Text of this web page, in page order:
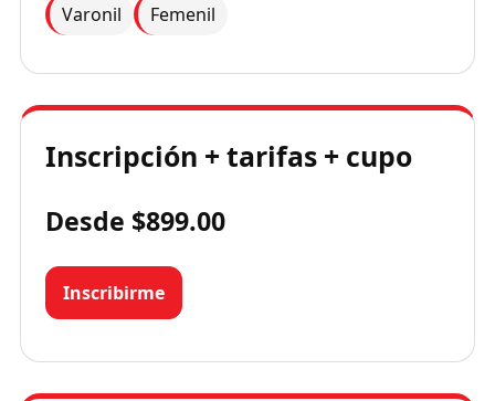
Varonil Femenil
Inscripción + tarifas + cupo
Desde $899.00
Inscribirme